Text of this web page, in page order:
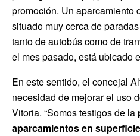
promoción. Un aparcamiento
situado muy cerca de
tanto de autobús como de
el mes pasado, está ubicado
En este sentido, el concejal
necesidad de mejorar el uso
Vitoria. “Somos testigos de la
aparcamientos en superficie